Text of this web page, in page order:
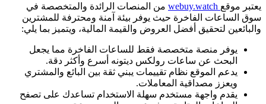
يعتبر موقع
من المنصات الرائدة والمتخصصة في
سوق الساعات الفاخرة حيث يوفر بيئة آمنة ومحترفة للمشترين
والبائعين لتحقيق أفضل العروض والقيمة المالية، ويتميز بما يلي:
يوفر منصة متخصصة فقط للساعات الفاخرة مما يجعل
البحث عن ساعات رولكس ديتونه أسرع وأكثر دقة.
يدعم الموقع نظام تقييمات يبني ثقة بين البائع والمشتري
ويعزز مصداقية المعاملات.
يقدم واجهة مستخدم سهلة الاستخدام تساعدك على تصفح